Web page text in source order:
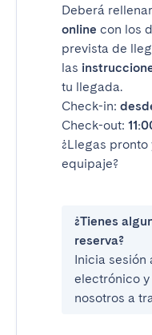
Deberá
online con los
prevista de
las
tu llegada.
Check-in:
Check-out:
¿Llegas
equipaje?
¿Tienes
reserva?
Inicia sesión
electrónico
nosotros a